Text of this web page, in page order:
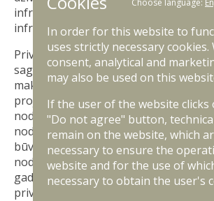
infrastruktūras poligona
infrastruktūras Kuldīgas novadā
Privātā un publiskā partnerība
sagatavošanas un īstenošanas
maksājumus no valsts vai
projektā būvniecības un
nodot privātajam partnerim.
nodrošinās projektēšanu,
būvniecības nodrošināšanai
nodošanas ekspluatācijā arī
gadu garumā. Pirmais
privātajam partnerim būs
Choose language:
In order for this website to
uses strictly necessary
consent, analytical and
may also be used on this
If the user of the website clicks
"Do not agree" button,
remain on the website, which
necessary to ensure the
website and for the use of
necessary to obtain the user's